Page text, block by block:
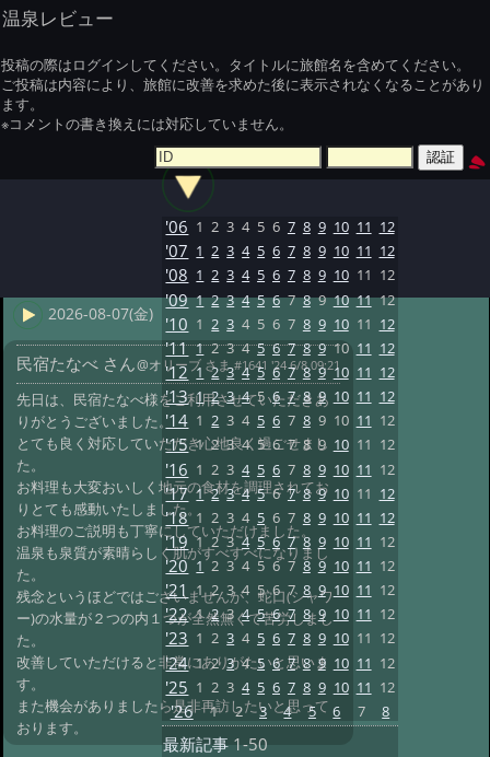
温泉レビュー
投稿の際はログインしてください。タイトルに旅館名を含めてください。
ご投稿は内容により、旅館に改善を求めた後に表示されなくなることがあり
ます。
※コメントの書き換えには対応していません。
2026-08-07(金)
民宿たなべ さん@オリーブ さま#1641 '24 6/8 09:21
先日は、民宿たなべ様をご利用させていただきあ
りがとうございました。
とても良く対応していただき心地良く過ごせまし
た。
お料理も大変おいしく地元の食材を調理されてお
りとても感動いたしました。
お料理のご説明も丁寧にしていただけました。
温泉も泉質が素晴らしく肌がすべすべになりまし
た。
残念というほどではございませんが、蛇口(シャワ
ー)の水量が２つの内１つが全然無くて苦労しまし
た。
改善していただけると非常にありがたいと思いま
す。
また機会がありましたら是非再訪したいと思って
おります。
'06 1 2 3 4 5 6 7 8 9 10 11 12
'07 1 2 3 4 5 6 7 8 9 10 11 12
'08 1 2 3 4 5 6 7 8 9 10 11 12
'09 1 2 3 4 5 6 7 8 9 10 11 12
'10 1 2 3 4 5 6 7 8 9 10 11 12
'11 1 2 3 4 5 6 7 8 9 10 11 12
'12 1 2 3 4 5 6 7 8 9 10 11 12
'13 1 2 3 4 5 6 7 8 9 10 11 12
'14 1 2 3 4 5 6 7 8 9 10 11 12
'15 1 2 3 4 5 6 7 8 9 10 11 12
'16 1 2 3 4 5 6 7 8 9 10 11 12
'17 1 2 3 4 5 6 7 8 9 10 11 12
'18 1 2 3 4 5 6 7 8 9 10 11 12
'19 1 2 3 4 5 6 7 8 9 10 11 12
'20 1 2 3 4 5 6 7 8 9 10 11 12
'21 1 2 3 4 5 6 7 8 9 10 11 12
'22 1 2 3 4 5 6 7 8 9 10 11 12
'23 1 2 3 4 5 6 7 8 9 10 11 12
'24 1 2 3 4 5 6 7 8 9 10 11 12
'25 1 2 3 4 5 6 7 8 9 10 11 12
'26 1 2 3 4 5 6 7 8
最新記事 1-50